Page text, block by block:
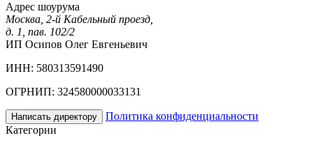
Адрес шоурума
Москва, 2-й Кабельный проезд,
д. 1, пав. 102/2
ИП Осипов Олег Евгеньевич
ИНН: 580313591490
ОГРНИП: 324580000033131
Написать директору
Политика конфиденциальности
Категории